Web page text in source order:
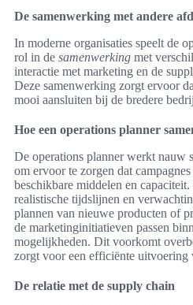
De samenwerking met andere
In moderne organisaties speelt de
rol in de samenwerking met
interactie met marketing en de
Deze samenwerking zorgt ervoor
mooi aansluiten bij de bredere
Hoe een operations planner
De operations planner werkt nauw
om ervoor te zorgen dat
beschikbare middelen en
realistische tijdslijnen en
plannen van nieuwe producten of
de marketinginitiatieven passen
mogelijkheden. Dit voorkomt
zorgt voor een efficiënte uitvoering
De relatie met de supply chain